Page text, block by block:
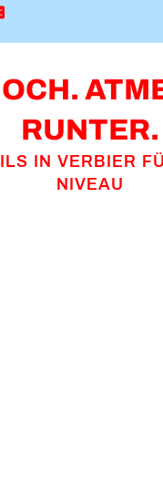
RUNTER.
IN VERBIER
NIVEAU